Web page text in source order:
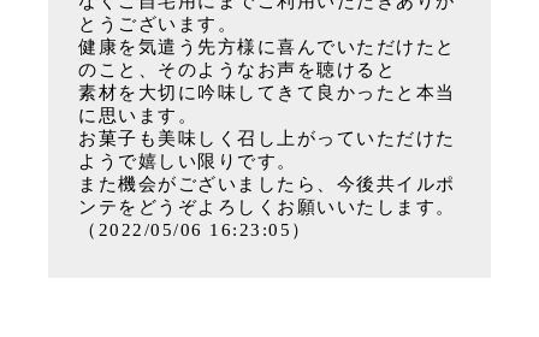
とうございます。
健康を気遣う先方様に喜んでいただけたと
のこと、そのようなお声を聴けると
素材を大切に吟味してきて良かったと本当
に思います。
お菓子も美味しく召し上がっていただけた
ようで嬉しい限りです。
また機会がございましたら、今後共イルポ
ンテをどうぞよろしくお願いいたします。
（2022/05/06 16:23:05）